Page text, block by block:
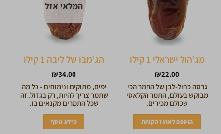
מג’הול ישראלי 1 קילו
₪22.00
גרסה כחול-לבן של התמר הכי
מבוקש בעולם, התמר הקלאסי
שכולם מכירים.
הוספה לארגז הקניות
המלאי אזל
הג’מבו של ליבה 1 קילו
₪34.00
יפים, מתוקים ונימוחים - כל מה
שתמר צריך להיות, רק בגדול. זה
שכל התמרים מקנאים בו.
מידע נוסף